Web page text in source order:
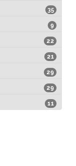
35
9
22
21
29
29
11